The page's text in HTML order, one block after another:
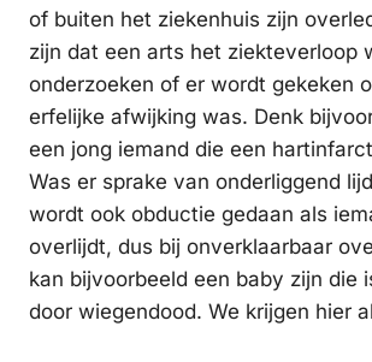
of buiten het ziekenhuis zijn
zijn dat een arts het ziekteverloop
onderzoeken of er wordt gekeken
erfelijke afwijking was. Denk
een jong iemand die een
Was er sprake van onderliggend
wordt ook obductie gedaan als
overlijdt, dus bij onverklaarbaar
kan bijvoorbeeld een baby zijn die
door wiegendood. We krijgen hier